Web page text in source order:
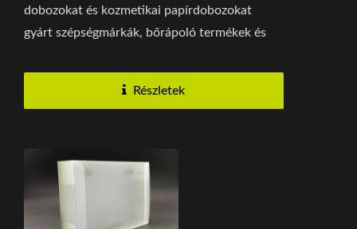
dobozokat és kozmetikai papírdobozokat
gyárt szépségmárkák, bőrápoló termékek és
Részletek